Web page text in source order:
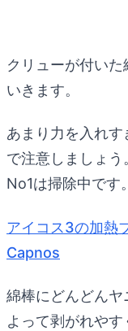
クリューが付い
いきます。
あまり力を入れ
で注意しましょ
No1は掃除中です
アイコス3の加熱
Capnos
綿棒にどんどん
よって剥がれや